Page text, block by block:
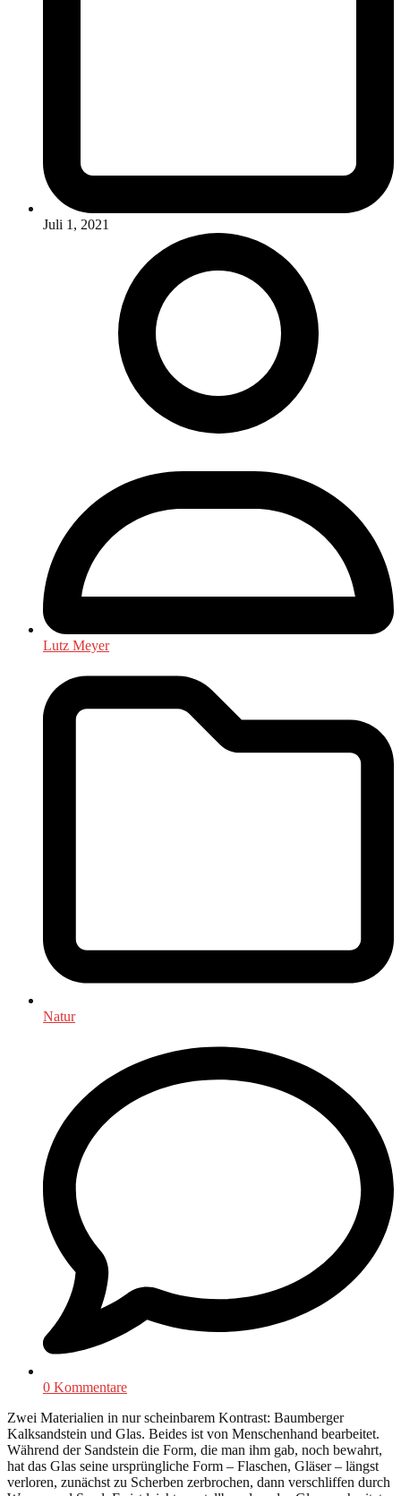
Juli 1, 2021
Lutz Meyer
Natur
0 Kommentare
Zwei Materialien in nur scheinbarem Kontrast: Baumberger
Kalksandstein und Glas. Beides ist von Menschenhand bearbeitet.
Während der Sandstein die Form, die man ihm gab, noch bewahrt,
hat das Glas seine ursprüngliche Form – Flaschen, Gläser – längst
verloren, zunächst zu Scherben zerbrochen, dann verschliffen durch